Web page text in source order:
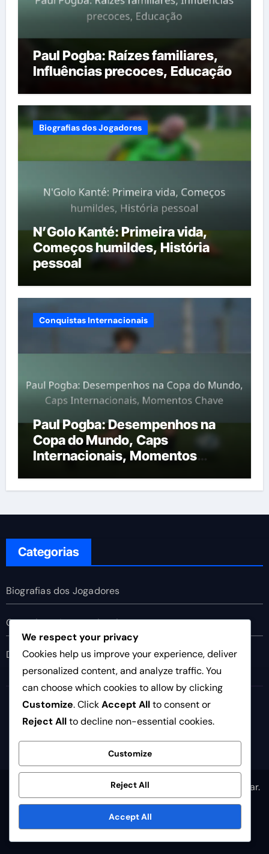
Paul Pogba: Raízes familiares,
Influências precoces, Educação
Biografias dos Jogadores
N’Golo Kanté: Primeira vida,
Começos humildes, História
pessoal
Conquistas Internacionais
Paul Pogba: Desempenhos na
Copa do Mundo, Caps
Internacionais, Momentos
Categorias
Biografias dos Jogadores
Conquistas Internacionais
Destaques da Carreira
socleo.pt
Copyright © All rights reserved| Themeansar.
Sua privacidadePreferências de cookies
Acordo do usuárioContate-nosQuem somos
We respect your privacy
Cookies help us improve your experience, deliver
personalized content, and analyze traffic. You
can choose which cookies to allow by clicking
Customize. ClickAccept Allto consent or
Reject Allto decline non-essential cookies.
Customize
Reject All
Accept All